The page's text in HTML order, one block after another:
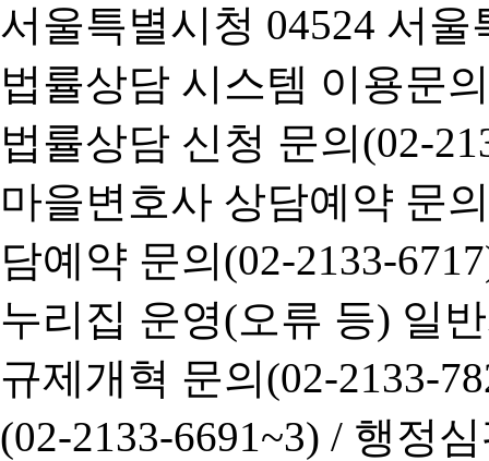
서울특별시청 04524 서
법률상담 시스템 이용문
법률상담 신청 문의(02-
마을변호사 상담예약 문
담예약 문의(02-2133-
누리집 운영(오류 등) 일
규제개혁 문의(02-2133-
(02-2133-6691~3) / 행정심